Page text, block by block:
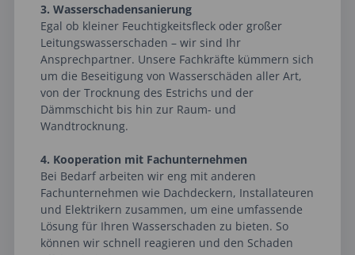
3. Wasserschadensanierung
Egal ob kleiner Feuchtigkeitsfleck oder großer
Leitungswasserschaden – wir sind Ihr
Ansprechpartner. Unsere Fachkräfte kümmern sich
um die Beseitigung von Wasserschäden aller Art,
von der Trocknung des Estrichs und der
Dämmschicht bis hin zur Raum- und
Wandtrocknung.
4. Kooperation mit Fachunternehmen
Bei Bedarf arbeiten wir eng mit anderen
Fachunternehmen wie Dachdeckern, Installateuren
und Elektrikern zusammen, um eine umfassende
Lösung für Ihren Wasserschaden zu bieten. So
können wir schnell reagieren und den Schaden